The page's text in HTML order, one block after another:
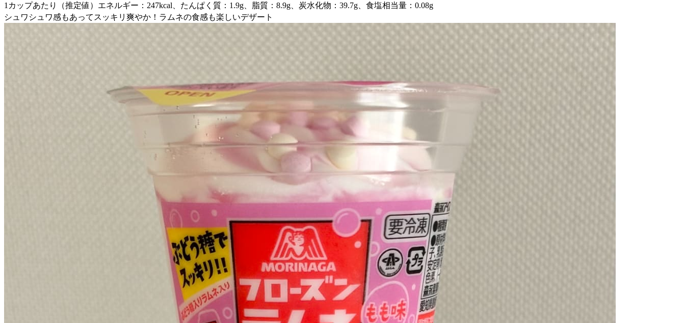
1カップあたり（推定値）エネルギー：247kcal、たんぱく質：1.9g、脂質：8.9g、炭水化物：39.7g、食塩相当量：0.08g
シュワシュワ感もあってスッキリ爽やか！ラムネの食感も楽しいデザート